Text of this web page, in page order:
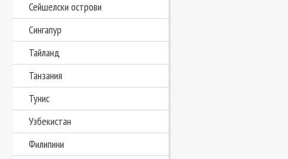
Сейшелски острови
Сингапур
Тайланд
Танзания
Тунис
Узбекистан
Филипини